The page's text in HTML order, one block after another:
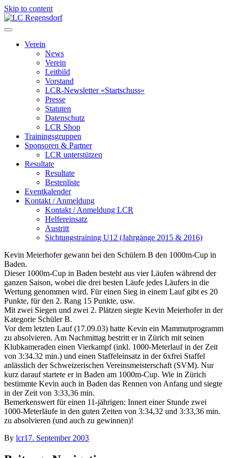
Skip to content
LC Regensdorf
Verein
News
Verein
Leitbild
Vorstand
LCR-Newsletter «Startschuss»
Presse
Statuten
Datenschutz
LCR Shop
Trainingsgruppen
Sponsoren & Partner
LCR unterstützen
Resultate
Resultate
Bestenliste
Eventkalender
Kontakt / Anmeldung
Kontakt / Anmeldung LCR
Helfereinsatz
Austritt
Sichtungstraining U12 (Jahrgänge 2015 & 2016)
Kevin Meierhofer gewann bei den Schülern B den 1000m-Cup in
Baden.
Dieser 1000m-Cup in Baden besteht aus vier Läufen während der
ganzen Saison, wobei die drei besten Läufe jedes Läufers in die
Wertung genommen wird. Für einen Sieg in einem Lauf gibt es 20
Punkte, für den 2. Rang 15 Punkte, usw.
Mit zwei Siegen und zwei 2. Plätzen siegte Kevin Meierhofer in der
Kategorie Schüler B.
Vor dem letzten Lauf (17.09.03) hatte Kevin ein Mammutprogramm
zu absolvieren. Am Nachmittag bestritt er in Zürich mit seinen
Klubkameraden einen Vierkampf (inkl. 1000-Meterlauf in der Zeit
von 3:34.32 min.) und einen Staffeleinsatz in der 6xfrei Staffel
anlässlich der Schweizerischen Vereinsmeisterschaft (SVM). Nur
kurz darauf startete er in Baden am 1000m-Cup. Wie in Zürich
bestimmte Kevin auch in Baden das Rennen von Anfang und siegte
in der Zeit von 3:33,36 min.
Bemerkenswert für einen 11-jährigen: Innert einer Stunde zwei
1000-Meterläufe in den guten Zeiten von 3:34,32 und 3:33,36 min.
zu absolvieren (und auch zu gewinnen)!
By lcr17. September 2003